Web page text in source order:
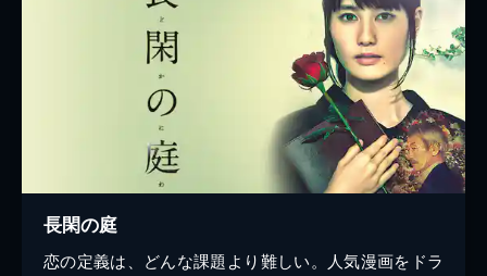
長閑の庭
恋の定義は、どんな課題より難しい。人気漫画をドラ